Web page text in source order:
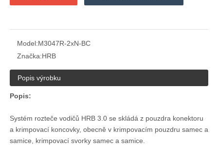
Zástrčka 5pinová polarizovaná 3.0 zástrčka pouzdra zásuvky DIP M3045 Vertikální dvouřadý konektor záhlaví
Model:M3047R-2xN-BC
Značka:HRB
Popis výrobku
Popis:
Systém rozteče vodičů HRB 3.0 se skládá z pouzdra konektoru
a krimpovací koncovky, obecně v krimpovacím pouzdru samec a
samice, krimpovací svorky samec a samice.